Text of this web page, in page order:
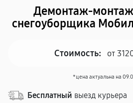
Демонтаж-монтаж
снегоуборщика
Стоимость: от
*цена актуальна на
Бесплатный выезд курьера